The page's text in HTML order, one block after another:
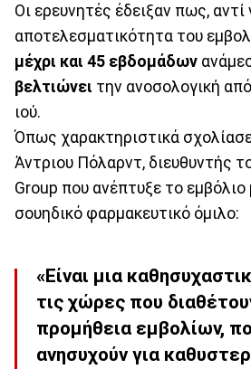
Οι ερευνητές έδειξαν πως, αντί
αποτελεσματικότητα του
μέχρι και 45 εβδομάδων
βελτιώνει την ανοσολογική
ιού.
Όπως χαρακτηριστικά
Άντριου Πόλαρντ, διευθυντής
Group που ανέπτυξε το εμβόλιο
σουηδικό φαρμακευτικό όμιλο:
«Είναι μια
τις χώρες που
προμήθεια εμβολίων,
ανησυχούν για